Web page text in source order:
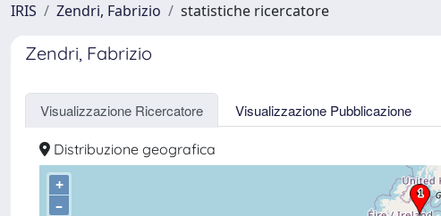
IRIS Zendri, Fabrizio statistiche ricercatore
Zendri, Fabrizio
Visualizzazione Ricercatore Visualizzazione Pubblicazione
Distribuzione geografica
+
–